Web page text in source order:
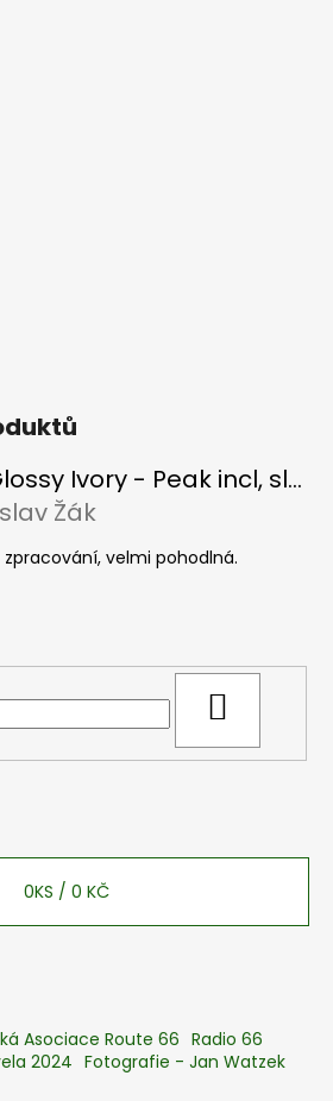
G02x Glossy Ivory - Peak incl, slonová kost
produktu je 5 z 5 hvězdiček.
Žák
velmi pohodlná.
0KS / 0 KČ
Asociace Route 66 Radio 66
2024 Fotografie - Jan Watzek